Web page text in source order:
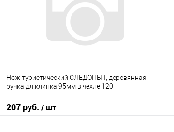
Нож туристический СЛЕДОПЫТ, деревянная
ручка дл.клинка 95мм в чехле 120
207 руб. / шт